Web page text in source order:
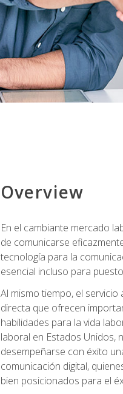
Overview
En el cambiante mercado
de comunicarse
tecnología para la
esencial incluso para
Al mismo tiempo, el
directa que ofrecen
habilidades para la vida
laboral en Estados Unidos,
desempeñarse con éxito
comunicación digital,
bien posicionados para el